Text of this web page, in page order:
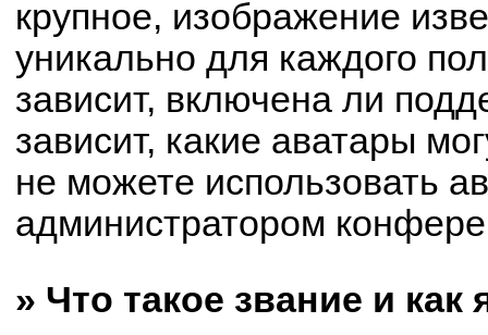
крупное, изображение
уникально для каждого
зависит, включена ли
зависит, какие аватары
не можете использовать
администратором
» Что такое звание и как